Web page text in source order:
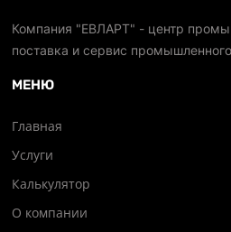
Компания "ЕВЛАРТ" - центр
поставка и сервис
МЕНЮ
Главная
Услуги
Калькулятор
О компании